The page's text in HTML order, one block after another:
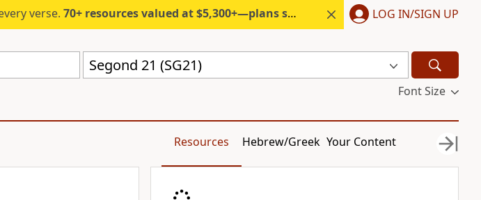
verse. 70+ resources valued at $5,300+—plans start under $6/month. LOG IN/SIGN UP
Segond 21 (SG21)
Font Size
Resources Hebrew/Greek Your Content